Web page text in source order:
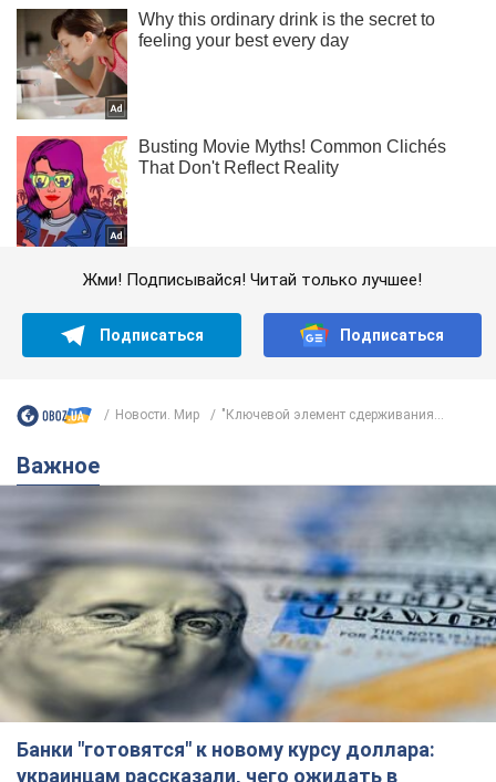
Жми! Подписывайся! Читай только лучшее!
Подписаться Подписаться
Новости. Мир "Ключевой элемент сдерживания...
Важное
Банки "готовятся" к новому курсу доллара:
украинцам рассказали, чего ожидать в